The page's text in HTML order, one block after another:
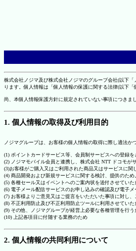
株式会社ノジマ及び株式会社ノジマのグループ会社(以下
ります。個人情報は「個人情報の保護に関する法律(以下
尚、本個人情報保護方針に規定されていない事項につきま
1. 個人情報の取得及び利用目的
ノジマグループは、お客様の個人情報の取得に際し適法
(1) ポイントカードサービス等、会員制サービスへの登録
(2) ノジマモバイル会員と連携し、株式会社 NTT ドコモが
(3)お客様がご購入又はご利用された商品又はサービスに
(4) 商品開発および新規サービスに関する検討、提供のため
(5) 各種セール又はイベントへのご案内状を送付させていた
(6) 電子メール配信サービスのお申し込みの確認及び電子メ
(7) お客様よりご意見又はご提言をいただいた事項に対し、
(8) 不正利用防止及び不正利用防止ツールに利用させていた
(9) その他、ノジマグループが経営上必要な各種管理を行う
(10) 上記各項目に付随する業務のため
2. 個人情報の共同利用について